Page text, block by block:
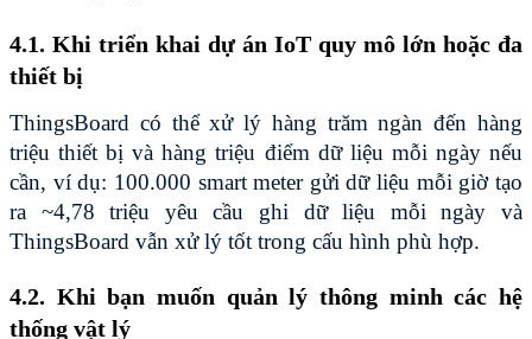
4.1. Khi triển khai dự án IoT quy mô lớn hoặc đa
thiết bị
ThingsBoard có thể xử lý hàng trăm ngàn đến hàng
triệu thiết bị và hàng triệu điểm dữ liệu mỗi ngày nếu
cần, ví dụ: 100.000 smart meter gửi dữ liệu mỗi giờ tạo
ra ~4,78 triệu yêu cầu ghi dữ liệu mỗi ngày và
ThingsBoard vẫn xử lý tốt trong cấu hình phù hợp.
4.2. Khi bạn muốn quản lý thông minh các hệ
thống vật lý